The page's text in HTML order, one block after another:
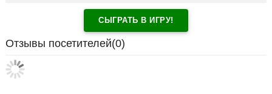
СЫГРАТЬ В ИГРУ!
Отзывы посетителей(0)